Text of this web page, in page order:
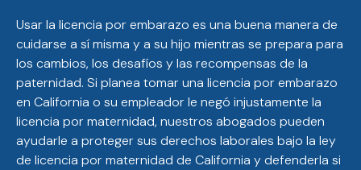
Usar la licencia por embarazo es una buena manera de
cuidarse a sí misma y a su hijo mientras se prepara para
los cambios, los desafíos y las recompensas de la
paternidad. Si planea tomar una licencia por embarazo
en California o su empleador le negó injustamente la
licencia por maternidad, nuestros abogados pueden
ayudarle a proteger sus derechos laborales bajo la ley
de licencia por maternidad de California y defenderla si